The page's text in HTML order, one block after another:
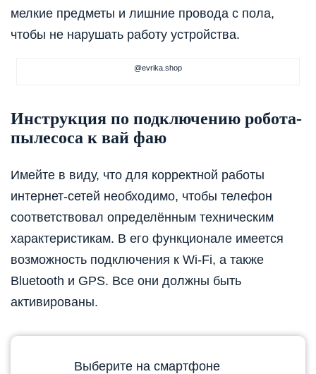
мелкие предметы и лишние провода с пола,
чтобы не нарушать работу устройства.
@evrika.shop
Инструкция по подключению робота-
пылесоса к вай фаю
Имейте в виду, что для корректной работы
интернет-сетей необходимо, чтобы телефон
соответствовал определённым техническим
характеристикам. В его функционале имеется
возможность подключения к Wi-Fi, а также
Bluetooth и GPS. Все они должны быть
активированы.
Выберите на смартфоне